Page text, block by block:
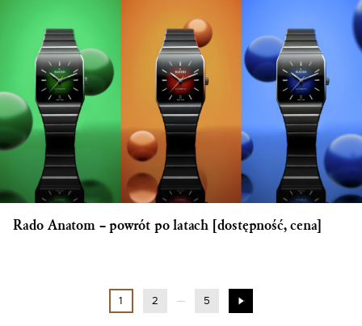
Rado Anatom – powrót po latach [dostępność, cena]
1 2 5